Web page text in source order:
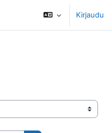
Kirjaudu